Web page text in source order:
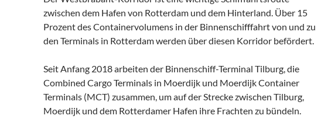
zwischen dem Hafen von Rotterdam und dem Hinterland. Über 15
Prozent des Containervolumens in der Binnenschifffahrt von und zu
den Terminals in Rotterdam werden über diesen Korridor befördert.
Seit Anfang 2018 arbeiten der Binnenschiff-Terminal Tilburg, die
Combined Cargo Terminals in Moerdijk und Moerdijk Container
Terminals (MCT) zusammen, um auf der Strecke zwischen Tilburg,
Moerdijk und dem Rotterdamer Hafen ihre Frachten zu bündeln.